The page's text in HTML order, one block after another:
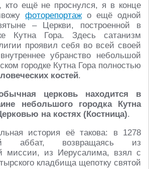
кто ещё не проснулся, я в конце
фоторепортаж о ещё одной
– Церкви, построенной в
Кутна Гора. Здесь сатанизм
проявил себя во всей своей
убранство небольшой
городке Кутна Гора полностью
костей.
церковь находится в
небольшого городка Кутна
на костях (Костница).
история её такова: в 1278
аббат, возвращаясь из
миссии, из Иерусалима, взял с
кладбища щепотку святой